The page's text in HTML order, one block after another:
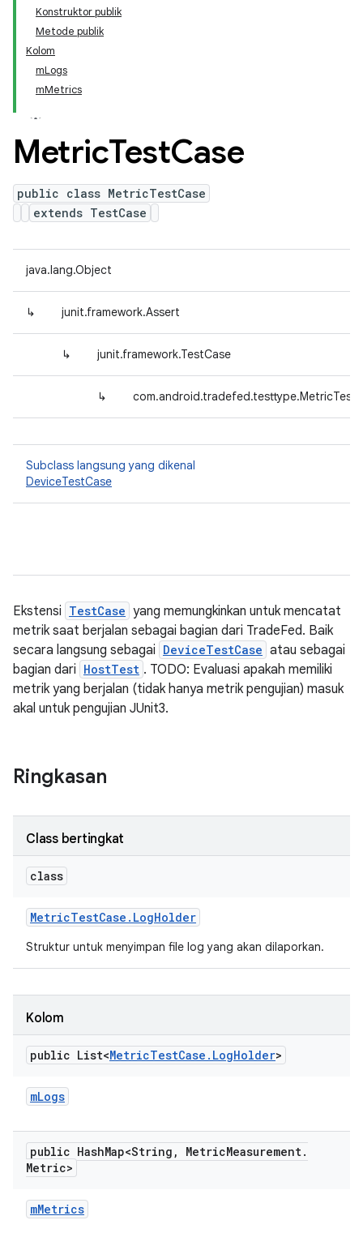
Konstruktor publik
Metode publik
Kolom
mLogs
mMetrics
MetricTestCase
public class MetricTestCase
extends TestCase
java.lang.Object
↳ junit.framework.Assert
↳ junit.framework.TestCase
↳
Subclass langsung yang dikenal
DeviceTestCase
Ekstensi TestCase yang memungkinkan untuk mencatat
metrik saat berjalan sebagai bagian dari TradeFed. Baik
secara langsung sebagai DeviceTestCase atau sebagai
bagian dari HostTest . TODO: Evaluasi apakah memiliki
metrik yang berjalan (tidak hanya metrik pengujian) masuk
akal untuk pengujian JUnit3.
Ringkasan
Class bertingkat
class
MetricTestCase . LogHolder
Struktur untuk menyimpan file log yang akan dilaporkan.
Kolom
public List<MetricTestCase . LogHolder>
mLogs
public HashMap<String , MetricMeasurement.
Metric>
mMetrics